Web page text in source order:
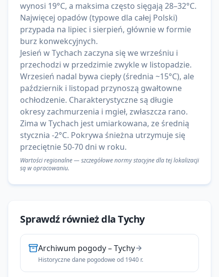
wynosi 19°C, a maksima często sięgają 28–32°C.
Najwięcej opadów (typowe dla całej Polski)
przypada na lipiec i sierpień, głównie w formie
burz konwekcyjnych.
Jesień w Tychach zaczyna się we wrześniu i
przechodzi w przedzimie zwykle w listopadzie.
Wrzesień nadal bywa ciepły (średnia ~15°C), ale
październik i listopad przynoszą gwałtowne
ochłodzenie. Charakterystyczne są długie
okresy zachmurzenia i mgieł, zwłaszcza rano.
Zima w Tychach jest umiarkowana, ze średnią
stycznia -2°C. Pokrywa śnieżna utrzymuje się
przeciętnie 50-70 dni w roku.
Wartości regionalne — szczegółowe normy stacyjne dla tej lokalizacji
są w opracowaniu.
Sprawdź również dlaTychy
Archiwum pogody–Tychy
Historyczne dane pogodowe od 1940 r.